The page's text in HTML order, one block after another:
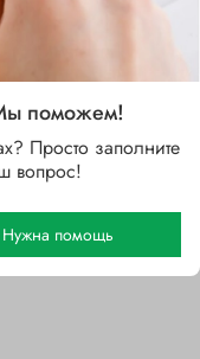
поможем!
Просто заполните
вопрос!
Нужна помощь